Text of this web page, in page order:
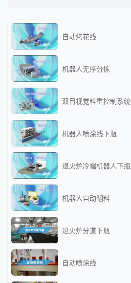
自动烤花线
机器人无序分拣
双目视觉料重控制系统
机器人喷涂线下瓶
退火炉冷端机器人下瓶
机器人自动翻料
退火炉分道下瓶
自动喷涂线